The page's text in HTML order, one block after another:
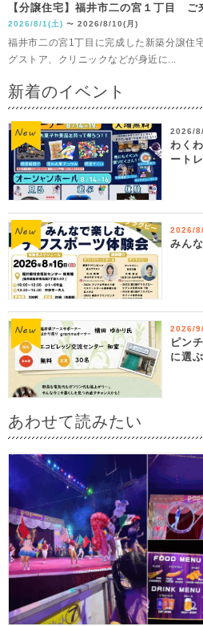
【分譲住宅】福井市二の宮１丁目 ご
2026/8/1(土) 〜 2026/8/10(月)
福井市二の宮1丁目に完成した新築分譲住
グストア、クリニックなどが身近に...
新着のイベント
2026/
わく
ート
2026/
みん
2026/
ピン
に選
あわせて読みたい